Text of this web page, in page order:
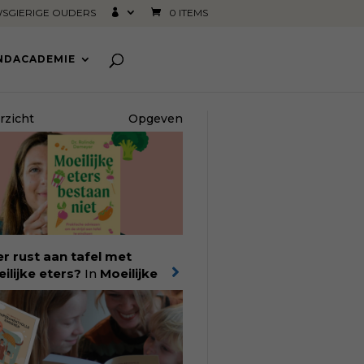
OUDERS 0 ITEMS
Opgeven
rust aan tafel met
eters? In Moeilijke
bestaan nietlaat
en lactatiekundige
Demeyerzien wat er
achter eetgedrag
zorgen baart. Met